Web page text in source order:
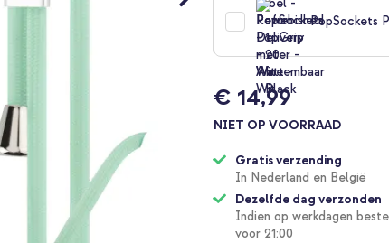
PopSockets
€ 14,99
NIET OP VOORRAAD
Gratis verzending
In Nederland en België
Dezelfde dag verzonden
Indien op werkdagen
voor 21:00